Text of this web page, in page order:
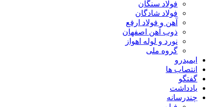
فولاد سنگان
فولاد شادگان
آهن و فولاد ارفع
ذوب آهن اصفهان
نورد و لوله اهواز
گروه ملی
ایمیدرو
انتصاب ها
گفتگو
یادداشت
چندرسانه